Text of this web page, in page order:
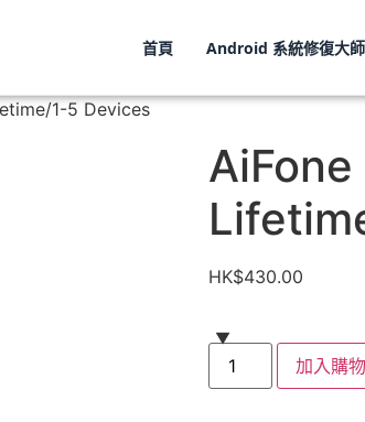
首頁 Android 系統修復大師
政策隱私政策條款 & 協議關於AiFone,關
1-5 Devices
HK$430.00
加入購